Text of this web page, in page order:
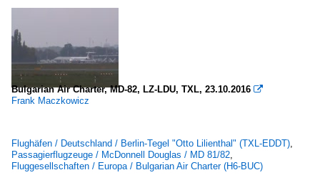
Bulgarian Air Charter, MD-82, LZ-LDU, TXL, 23.10.2016 
Frank Maczkowicz
Flughäfen / Deutschland / Berlin-Tegel "Otto Lilienthal" (TXL-EDDT),
Passagierflugzeuge / McDonnell Douglas / MD 81/82,
Fluggesellschaften / Europa / Bulgarian Air Charter (H6-BUC)